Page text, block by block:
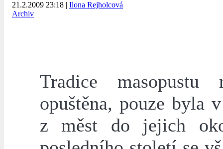
21.2.2009 23:18 | Ilona Rejholcová
Archiv
Tradice
opuštěna, pouze byla
z měst do jejich